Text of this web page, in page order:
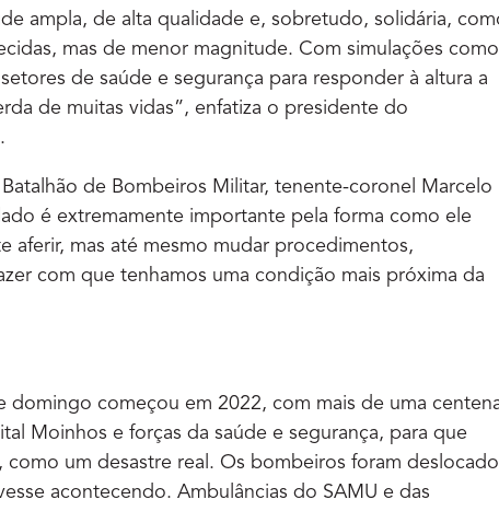
ampla, de alta qualidade e, sobretudo, solidária,
mas de menor magnitude. Com simulações como
de saúde e segurança para responder à altura a
de muitas vidas”, enfatiza o presidente do
de Bombeiros Militar, tenente-coronel Marcelo
é extremamente importante pela forma como ele
aferir, mas até mesmo mudar procedimentos,
com que tenhamos uma condição mais próxima da
domingo começou em 2022, com mais de uma
Moinhos e forças da saúde e segurança, para que
um desastre real. Os bombeiros foram
acontecendo. Ambulâncias do SAMU e das